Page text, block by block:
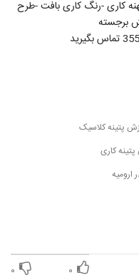
کاری -رنگ کاری بافت -طرح
برجسته
پتینه کلاسیک
کاری
ارومیه
۰ ۰